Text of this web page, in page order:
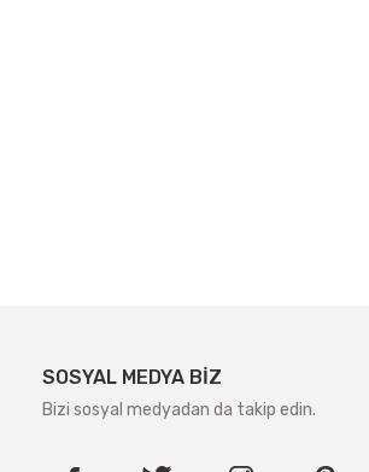
SOSYAL MEDYA BİZ
Bizi sosyal medyadan da takip edin.